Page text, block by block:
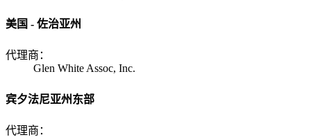
美国 - 佐治亚州
代理商：
Glen White Assoc, Inc.
宾夕法尼亚州东部
代理商：